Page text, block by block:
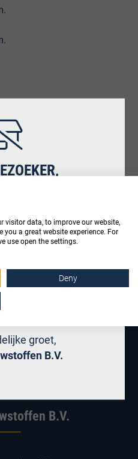
B.V.
uw interesse in
gesloten.
van harte welkom!
groet,
B.V.
visitor data, to improve our website,
a great website experience. For
use open the settings.
Deny